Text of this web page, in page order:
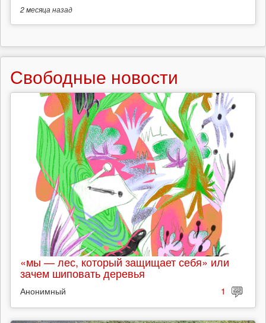
2 месяцаназад
Свободные новости
«мы — лес, который защищает себя» или
зачем шиповать деревья
Анонимный 1